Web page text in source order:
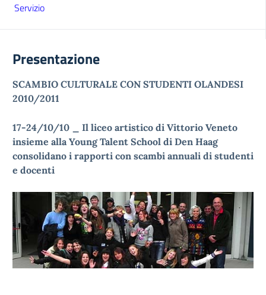
Servizio
Presentazione
SCAMBIO CULTURALE CON STUDENTI OLANDESI
2010/2011
17-24/10/10 _ Il liceo artistico di Vittorio Veneto
insieme alla Young Talent School di Den Haag
consolidano i rapporti con scambi annuali di studenti
e docenti